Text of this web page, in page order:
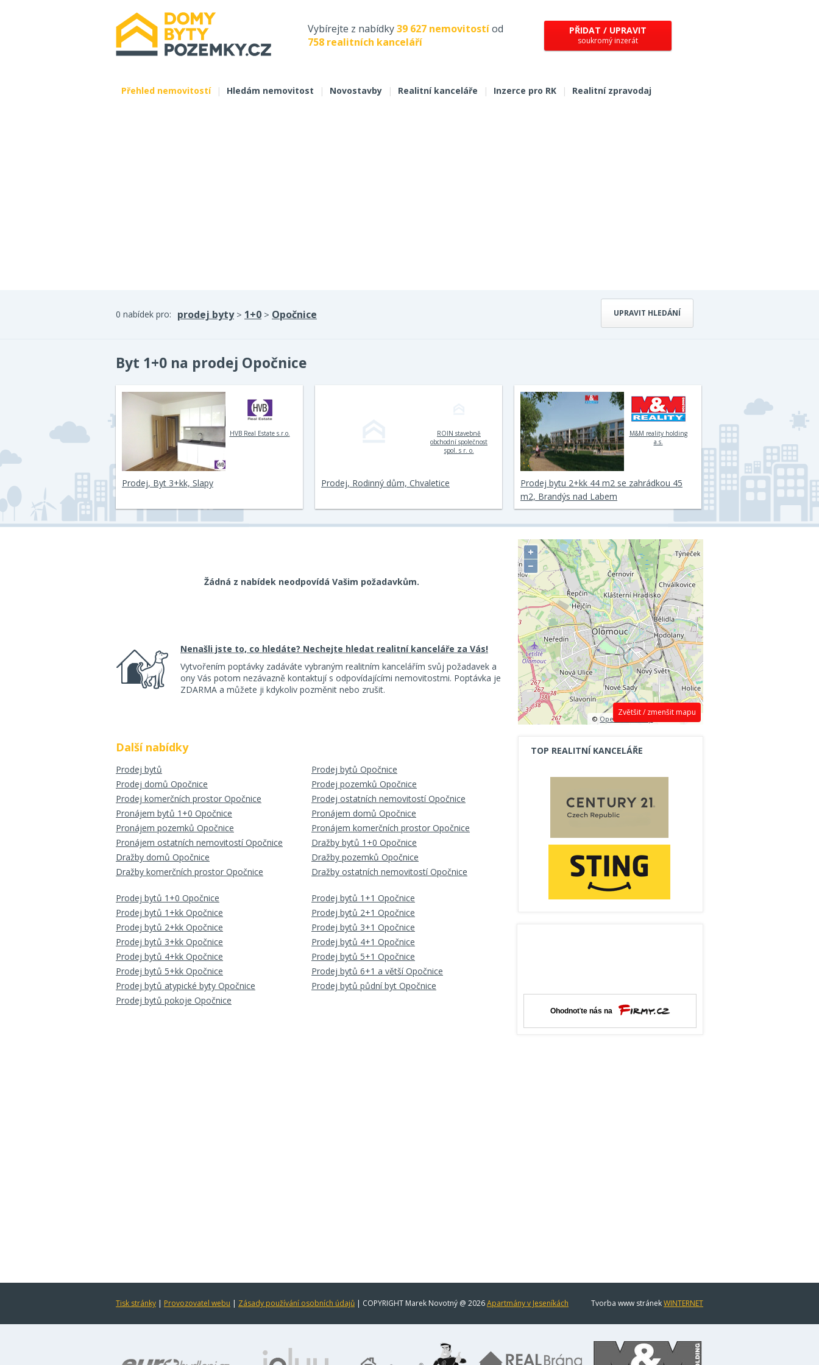
Vybírejte z nabídky39 627 nemovitostíod
758 realitních kanceláří
PŘIDAT / UPRAVIT
soukromý inzerát
Přehled nemovitostí | Hledám nemovitost | Novostavby | Realitní kanceláře | Inzerce pro RK | Realitní zpravodaj
UPRAVIT HLEDÁNÍ
0 nabídek pro: prodej byty> 1+0 > Opočnice
Byt 1+0 na prodej Opočnice
HVB Real Estate s.r.o.
Prodej, Byt 3+kk, Slapy
ROIN stavebně
obchodní společnost
spol. s r. o.
Prodej, Rodinný dům, Chvaletice
M&M reality holding
a.s.
Prodej bytu 2+kk 44 m2 se zahrádkou 45
m2, Brandýs nad Labem
Žádná z nabídek neodpovídá Vašim požadavkům.
Nenašli jste to, co hledáte? Nechejte hledat realitní kanceláře za Vás!
Vytvořením poptávky zadáváte vybraným realitním kancelářím svůj požadavek a
ony Vás potom nezávazně kontaktují s odpovídajícími nemovitostmi. Poptávka je
ZDARMA a můžete ji kdykoliv pozměnit nebo zrušit.
Další nabídky
Prodej bytů
Prodej bytů Opočnice
Prodej domů Opočnice
Prodej pozemků Opočnice
Prodej komerčních prostor Opočnice
Prodej ostatních nemovitostí Opočnice
Pronájem bytů 1+0 Opočnice
Pronájem domů Opočnice
Pronájem pozemků Opočnice
Pronájem komerčních prostor Opočnice
Pronájem ostatních nemovitostí Opočnice
Dražby bytů 1+0 Opočnice
Dražby domů Opočnice
Dražby pozemků Opočnice
Dražby komerčních prostor Opočnice
Dražby ostatních nemovitostí Opočnice
Prodej bytů 1+0 Opočnice
Prodej bytů 1+1 Opočnice
Prodej bytů 1+kk Opočnice
Prodej bytů 2+1 Opočnice
Prodej bytů 2+kk Opočnice
Prodej bytů 3+1 Opočnice
Prodej bytů 3+kk Opočnice
Prodej bytů 4+1 Opočnice
Prodej bytů 4+kk Opočnice
Prodej bytů 5+1 Opočnice
Prodej bytů 5+kk Opočnice
Prodej bytů 6+1 a větší Opočnice
Prodej bytů atypické byty Opočnice
Prodej bytů půdní byt Opočnice
Prodej bytů pokoje Opočnice
Zvětšit / zmenšit mapu
+
−
©OpenStreetMap contributors.
TOP REALITNÍ KANCELÁŘE
Tisk stránky | Provozovatel webu | Zásady používání osobních údajů | COPYRIGHT Marek Novotný @ 2026Apartmány v Jeseníkách Tvorba www stránekWINTERNET